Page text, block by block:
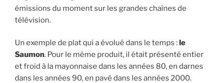
émissions du moment sur les grandes chaînes de
télévision.
Un exemple de plat qui a évolué dans le temps :le
Saumon. Pour le même produit, il était présenté entier
et froid à la mayonnaise dans les années 80, en darnes
dans les années 90, en pavé dans les années 2000.